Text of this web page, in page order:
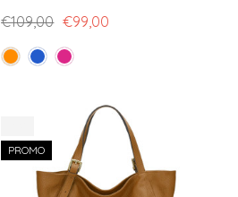
€109,00 €99,00
PROMO